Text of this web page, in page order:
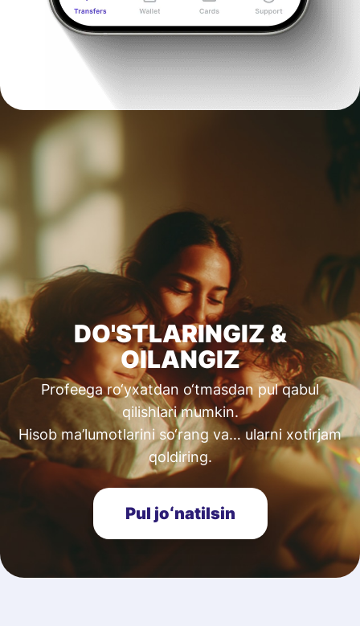
DO'STLARINGIZ &
OILANGIZ
Profeega ro‘yxatdan o‘tmasdan pul qabul
qilishlari mumkin.
Hisob ma’lumotlarini so‘rang va… ularni xotirjam
qoldiring.
Pul joʻnatilsin